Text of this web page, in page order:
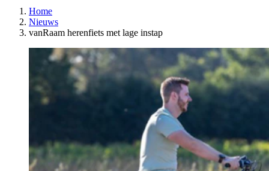
Home
Nieuws
vanRaam herenfiets met lage instap